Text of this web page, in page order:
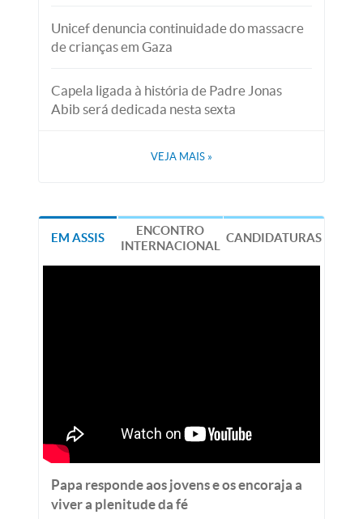
Unicef denuncia continuidade do massacre
de crianças em Gaza
Capela ligada à história de Padre Jonas
Abib será dedicada nesta sexta
VEJA MAIS »
EM ASSIS
ENCONTRO
INTERNACIONAL
CANDIDATURAS
Papa responde aos jovens e os encoraja a
viver a plenitude da fé